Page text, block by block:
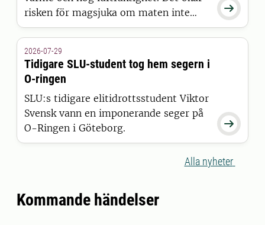

risken för magsjuka om maten inte
hanteras rätt. Sofia Boqvist, professor
delar sina viktigaste råd för säker
mathantering i sommar.

2026-07-29
Tidigare SLU-student tog hem segern i
O-ringen
SLU:s tidigare elitidrottsstudent Viktor
Svensk vann en imponerande seger på
O-Ringen i Göteborg.
Alla nyheter
Kommande händelser